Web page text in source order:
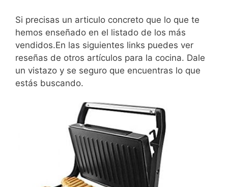
Si precisas un articulo concreto que lo que te
hemos enseñado en el listado de los más
vendidos.En las siguientes links puedes ver
reseñas de otros artículos para la cocina. Dale
un vistazo y se seguro que encuentras lo que
estás buscando.